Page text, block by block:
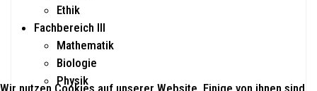
Ethik
Fachbereich III
Mathematik
Biologie
Physik
Wir nutzen Cookies auf unserer Website. Einige von ihnen sind